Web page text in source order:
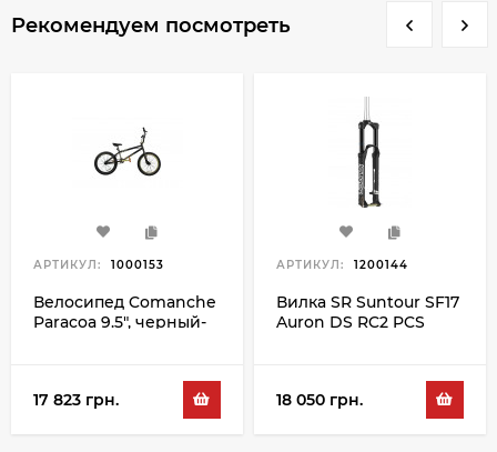
Рекомендуем посмотреть
АРТИКУЛ: 1000153
Велосипед Comanche
Paracoa 9.5", черный-
17 823 грн.
АРТИКУЛ: 1200144
Вилка SR Suntour SF17
Auron DS RC2 PCS
18 050 грн.